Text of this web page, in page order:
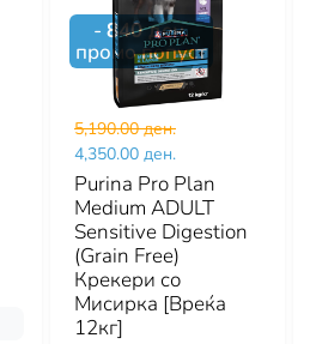
- 840ден.
промо попуст
5,190.00 ден.
4,350.00 ден.
Purina Pro Plan
Medium ADULT
Sensitive Digestion
(Grain Free)
Крекери со
Мисирка [Вреќа
12кг]